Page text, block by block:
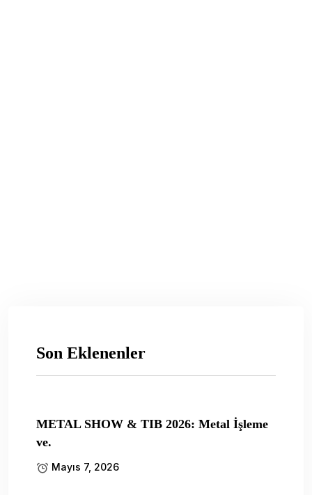
Son Eklenenler
METAL SHOW & TIB 2026: Metal İşleme
ve.
Mayıs 7, 2026